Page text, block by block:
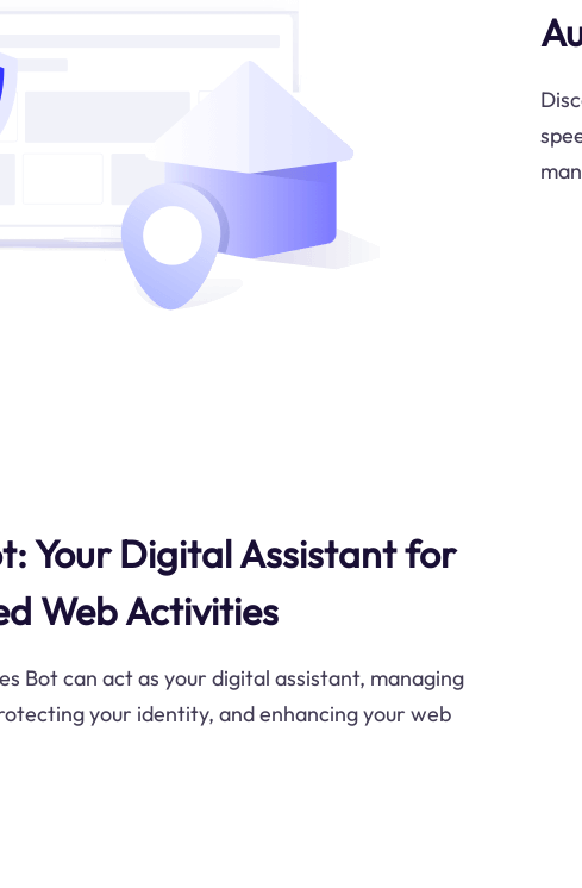
Your Digital Assistant for
Web Activities
Bot can act as your digital assistant, managing
your identity, and enhancing your web